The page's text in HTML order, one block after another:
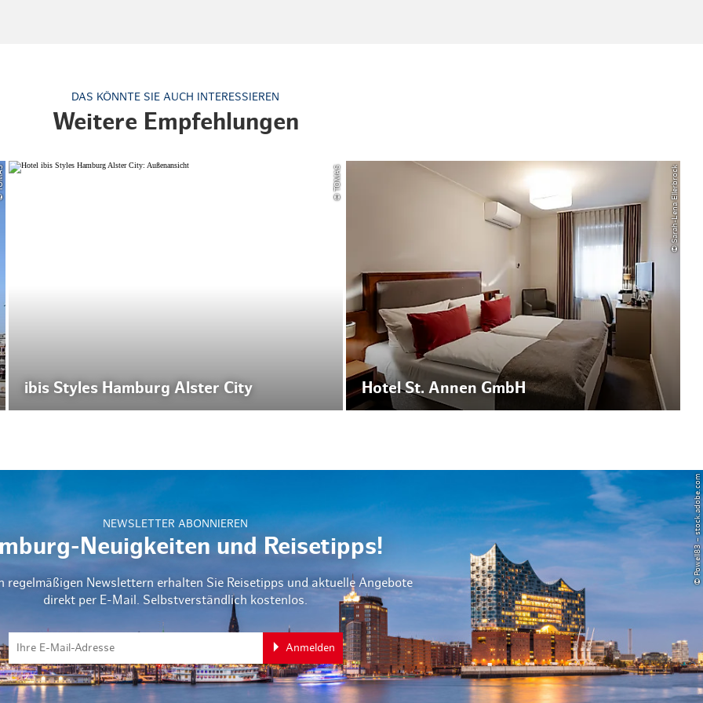
DAS KÖNNTE SIE AUCH INTERESSIEREN
Weitere Empfehlungen
© TOMAS
ibis Styles Hamburg Alster City
© Sarah-Lena Ellerbrock
Hotel St. Annen GmbH
NEWSLETTER ABONNIEREN
Neuigkeiten und Reisetipps!
regelmäßigen Newslettern erhalten Sie Reisetipps und aktuelle Angebote
direkt per E-Mail. Selbstverständlich kostenlos.
Anmelden
© Powell83 – stock.adobe.com